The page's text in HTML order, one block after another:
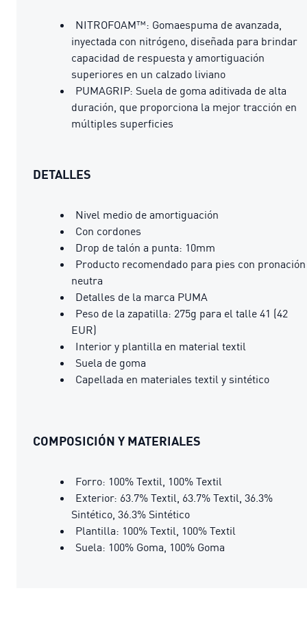
NITROFOAM™: Gomaespuma de avanzada,
inyectada con nitrógeno, diseñada para brindar
capacidad de respuesta y amortiguación
superiores en un calzado liviano
PUMAGRIP: Suela de goma aditivada de alta
duración, que proporciona la mejor tracción en
múltiples superficies
DETALLES
Nivel medio de amortiguación
Con cordones
Drop de talón a punta: 10mm
Producto recomendado para pies con pronación
neutra
Detalles de la marca PUMA
Peso de la zapatilla: 275g para el talle 41 (42
EUR)
Interior y plantilla en material textil
Suela de goma
Capellada en materiales textil y sintético
COMPOSICIÓN Y MATERIALES
Forro: 100% Textil, 100% Textil
Exterior: 63.7% Textil, 63.7% Textil, 36.3%
Sintético, 36.3% Sintético
Plantilla: 100% Textil, 100% Textil
Suela: 100% Goma, 100% Goma